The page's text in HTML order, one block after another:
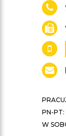
PN-PT:
W